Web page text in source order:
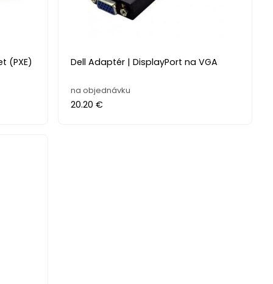
(PXE) Dell Adaptér | DisplayPort na VGA
na objednávku
20.20 €